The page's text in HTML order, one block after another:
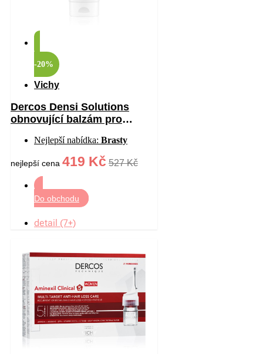
-20%
Vichy
Dercos Densi Solutions
obnovující balzám pro
Nejlepší nabídka: Brasty
nejlepší cena 419 Kč 527 Kč
Do obchodu
detail (7+)